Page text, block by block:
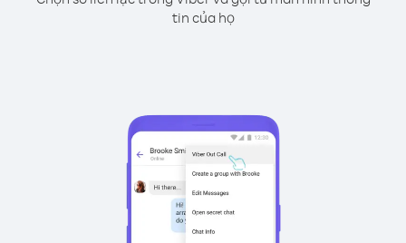
tin của họ